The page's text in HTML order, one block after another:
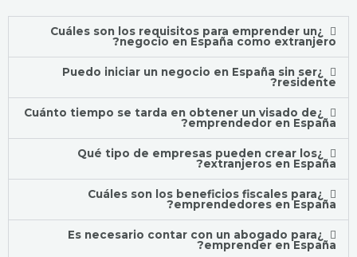
¿Cuáles son los requisitos para emprender un
negocio en España como extranjero?
¿Puedo iniciar un negocio en España sin ser
residente?
¿Cuánto tiempo se tarda en obtener un visado de
emprendedor en España?
¿Qué tipo de empresas pueden crear los
extranjeros en España?
¿Cuáles son los beneficios fiscales para
emprendedores en España?
¿Es necesario contar con un abogado para
emprender en España?